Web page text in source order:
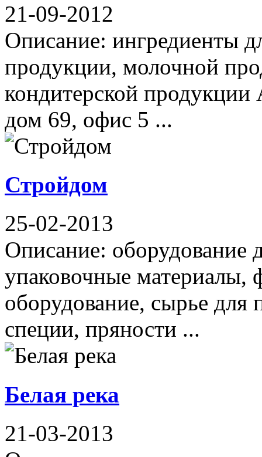
21-09-2012
Описание: ингредиенты
продукции, молочной
кондитерской
дом 69, офис 5 ...
Стройдом
25-02-2013
Описание: оборудование
упаковочные материалы,
оборудование, сырье
специи, пряности ...
Белая река
21-03-2013